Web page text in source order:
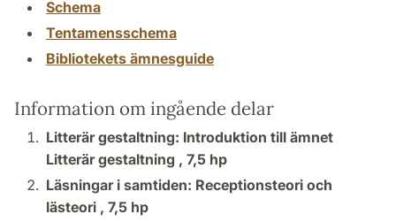
Schema
Tentamensschema
Bibliotekets ämnesguide
Information om ingående delar
Litterär gestaltning: Introduktion till ämnet
Litterär gestaltning , 7,5 hp
Läsningar i samtiden: Receptionsteori och
lästeori , 7,5 hp